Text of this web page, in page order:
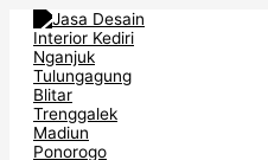
Skip
content
Menu
Post
navigation